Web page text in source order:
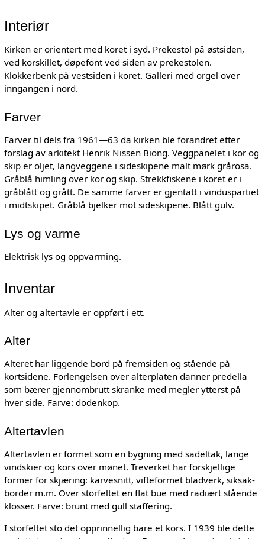
Interiør
Kirken er orientert med koret i syd. Prekestol på østsiden,
ved korskillet, døpefont ved siden av prekestolen.
Klokkerbenk på vestsiden i koret. Galleri med orgel over
inngangen i nord.
Farver
Farver til dels fra 1961—63 da kirken ble forandret etter
forslag av arkitekt Henrik Nissen Biong. Veggpanelet i kor og
skip er oljet, langveggene i sideskipene malt mørk grårosa.
Gråblå himling over kor og skip. Strekkfiskene i koret er i
gråblått og grått. De samme farver er gjentatt i vinduspartiet
i midtskipet. Gråblå bjelker mot sideskipene. Blått gulv.
Lys og varme
Elektrisk lys og oppvarming.
Inventar
Alter og altertavle er oppført i ett.
Alter
Alteret har liggende bord på fremsiden og stående på
kortsidene. Forlengelsen over alterplaten danner predella
som bærer gjennombrutt skranke med megler ytterst på
hver side. Farve: dodenkop.
Altertavlen
Altertavlen er formet som en bygning med sadeltak, lange
vindskier og kors over mønet. Treverket har forskjellige
former for skjæring: karvesnitt, vifteformet bladverk, siksak-
border m.m. Over storfeltet en flat bue med radiært stående
klosser. Farve: brunt med gull staffering.
I storfeltet sto det opprinnellig bare et kors. I 1939 ble dette